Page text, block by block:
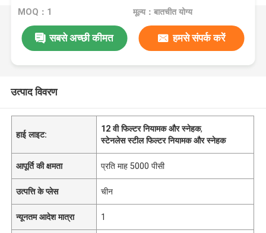
MOQ：1 मूल्य：बातचीत योग्य
सबसे अच्छी कीमत हमसे संपर्क करें
उत्पाद विवरण
हाई लाइट:
12 वी फिल्टर नियामक और स्नेहक,
स्टेनलेस स्टील फिल्टर नियामक और स्नेहक
आपूर्ति की क्षमता प्रति माह 5000 पीसी
उत्पत्ति के प्लेस चीन
न्यूनतम आदेश मात्रा 1